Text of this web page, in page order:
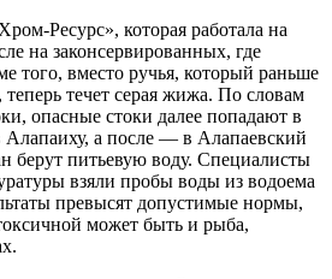
Ресурс», которая работала на
на законсервированных, где
того, вместо ручья, который раньше
течет серая жижа. По словам
опасные стоки далее попадают в
Алапаиху, а после — в Алапаевский
берут питьевую воду. Специалисты
взяли пробы воды из водоема
превысят допустимые нормы,
может быть и рыба,